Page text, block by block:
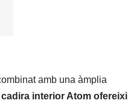
amb una àmplia
cadira interior Atom ofereixi